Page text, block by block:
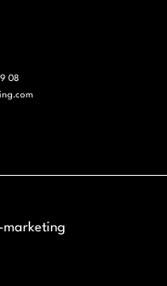
08
marketing